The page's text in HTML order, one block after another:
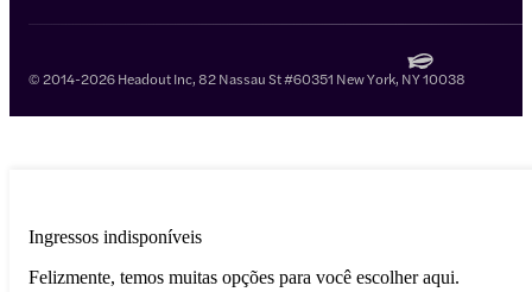
© 2014-2026 Headout Inc, 82 Nassau St #60351 New York, NY 10038
Ingressos indisponíveis
Felizmente, temos muitas opções para você escolher aqui.